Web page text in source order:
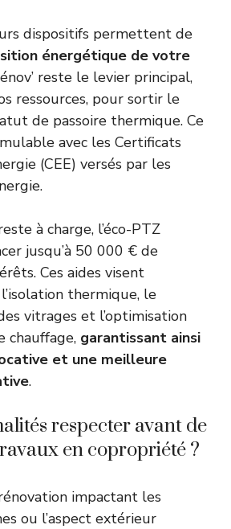
dispositifs permettent de
énergétique de votre
reste le levier principal,
ressources, pour sortir le
de passoire thermique. Ce
avec les Certificats
(CEE) versés par les
à charge, l’éco-PTZ
jusqu’à 50 000 € de
Ces aides visent
thermique, le
vitrages et l’optimisation
chauffage, garantissant ainsi
et une meilleure
.
respecter avant de
en copropriété ?
impactant les
ou l’aspect extérieur